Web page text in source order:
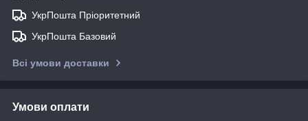
УкрПошта Пріоритетний
УкрПошта Базовий
Всі умови доставки
Умови оплати